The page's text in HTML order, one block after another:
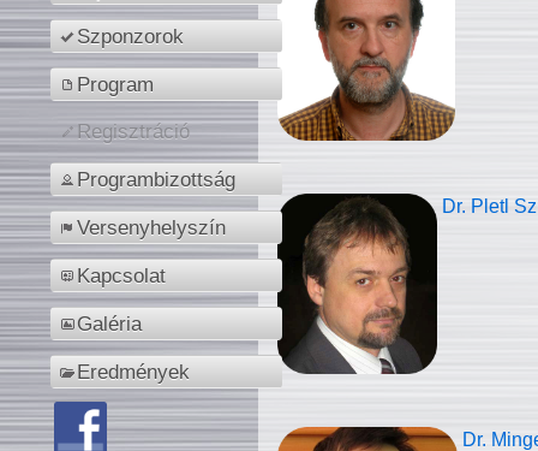
Szponzorok
Program
Regisztráció
Programbizottság
Versenyhelyszín
Kapcsolat
Galéria
Eredmények
Dr. Pletl
Dr.